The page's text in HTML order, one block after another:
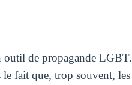
outil de propagande LGBT.
fait que, trop souvent, les